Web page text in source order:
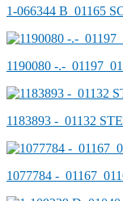
1-066344 B_01165
1190080 -.-
1183893 -_01132
1077784 -